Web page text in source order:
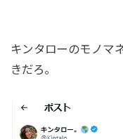
キンタローのモノマ
きだろ。